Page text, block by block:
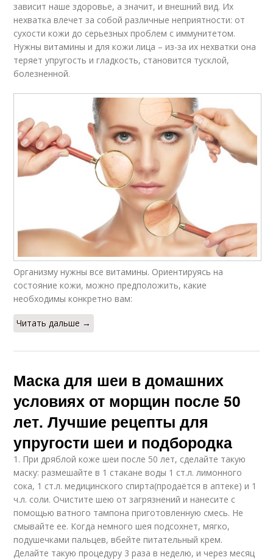
зависит наше здоровье, а значит, и внешний вид. Их
нехватка влечет за собой различные неприятности: от
сухости кожи до серьезных проблем с иммунитетом.
Нужны витамины и для кожи лица – из-за их нехватки она
теряет упругость и гладкость, становится тусклой,
болезненной.
Организму нужны все витамины. Ориентируясь на
состояние кожи, можно предположить, какие
необходимы конкретно вам:
Читать дальше →
Маска для шеи в домашних
условиях от морщин после 50
лет. Лучшие рецепты для
упругости шеи и подбородка
1. При дряблой коже шеи после 50 лет, сделайте такую
маску: размешайте в 1 стакане воды 1 ст.л. лимонного
сока, 1 ст.л. медицинского спирта(продаётся в аптеке) и 1
ч.л. соли. Очистите шею от загрязнений и нанесите с
помощью ватного тампона приготовленную смесь. Не
смывайте ее. Когда немного шея подсохнет, мягко,
подушечками пальцев, вбейте питательный крем.
Делайте такую процедуру 3 раза в неделю, и через месяц